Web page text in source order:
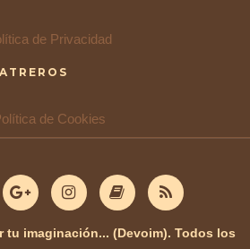
de Privacidad
de Cookies
tu imaginación... (Devoim). Todos los